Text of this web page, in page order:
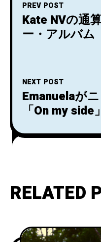
PREV POST
Kate NVの通
ー・アルバム
を手がけた「
ース＆MV公開
NEXT POST
Emanuelaが
「On my
RELATED